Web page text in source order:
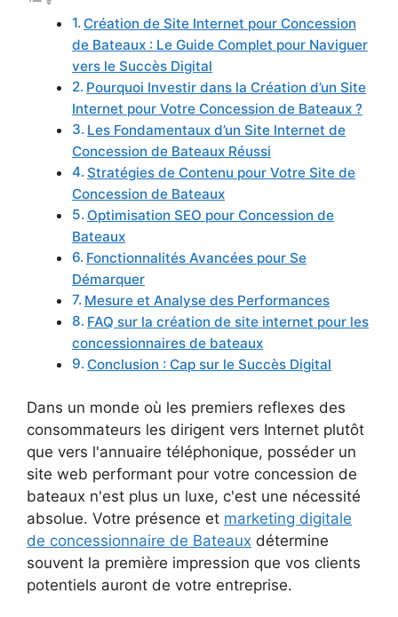
Création de Site Internet pour Concession
de Bateaux : Le Guide Complet pour Naviguer
vers le Succès Digital
Pourquoi Investir dans la Création d’un Site
Internet pour Votre Concession de Bateaux ?
Les Fondamentaux d’un Site Internet de
Concession de Bateaux Réussi
Stratégies de Contenu pour Votre Site de
Concession de Bateaux
Optimisation SEO pour Concession de
Bateaux
Fonctionnalités Avancées pour Se
Démarquer
Mesure et Analyse des Performances
FAQ sur la création de site internet pour les
concessionnaires de bateaux
Conclusion : Cap sur le Succès Digital
Dans un monde où les premiers reflexes des
consommateurs les dirigent vers Internet plutôt
que vers l'annuaire téléphonique, posséder un
site web performant pour votre concession de
bateaux n'est plus un luxe, c'est une nécessité
absolue. Votre présence et marketing digitale
de concessionnaire de Bateaux détermine
souvent la première impression que vos clients
potentiels auront de votre entreprise.